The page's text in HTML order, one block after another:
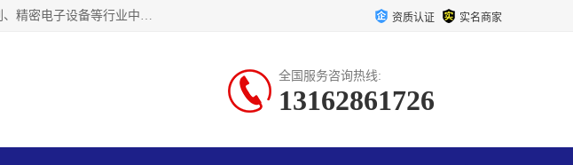
上海浜田实业有限公司专业致力于传动控制行业。面向工业机器人、半导体、机床、船舶、点胶、印刷、精密电子设备等行业中的运动控制技术。为日本哈默纳科（HarmonicDrive简称HD）中国地区定代理商，其生产的HarmonicDrive谐波减速机，具有轻量、小型、传动效率高、减速范围广、精度高等特点，被广泛应用于各种传动系统中。完善的技术，完善的售后，让您的选择无后顾之忧，欢迎您的来电洽谈！ 资质认证 实名商家
全国服务咨询热线:
13162861726